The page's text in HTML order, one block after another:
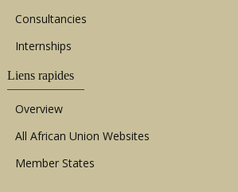
Consultancies
Internships
Liens rapides
Overview
All African Union Websites
Member States